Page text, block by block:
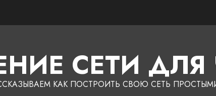
СЕТИ
КАК ПОСТРОИТЬ СВОЮ СЕТЬ